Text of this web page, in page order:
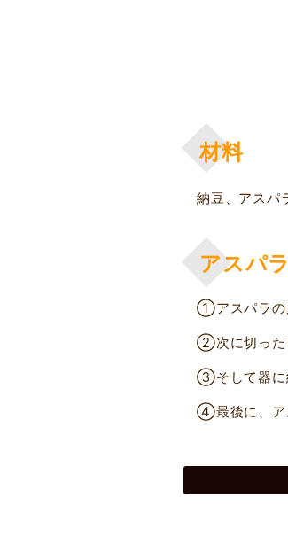
材料
納豆、アスパ
アスパ
①アスパラの
②次に切った
③そして器に
④最後に、ア